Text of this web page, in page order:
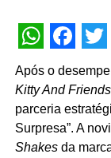
Após o
Kitty And Friends
parceria
Surpresa”. A
Shakesda